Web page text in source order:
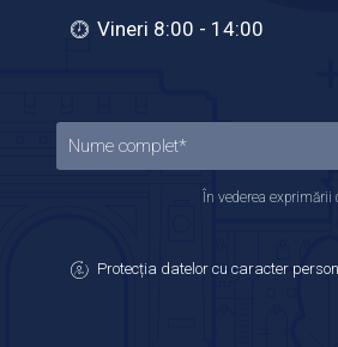
Vineri 8:00 - 14:00
În vederea
Protecția datelor cu caracter